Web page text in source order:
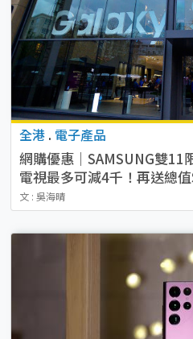
全港 . 電子產品
網購優惠｜SAMSUNG雙11
電視最多可減4千！再送總
文 : 吳海晴